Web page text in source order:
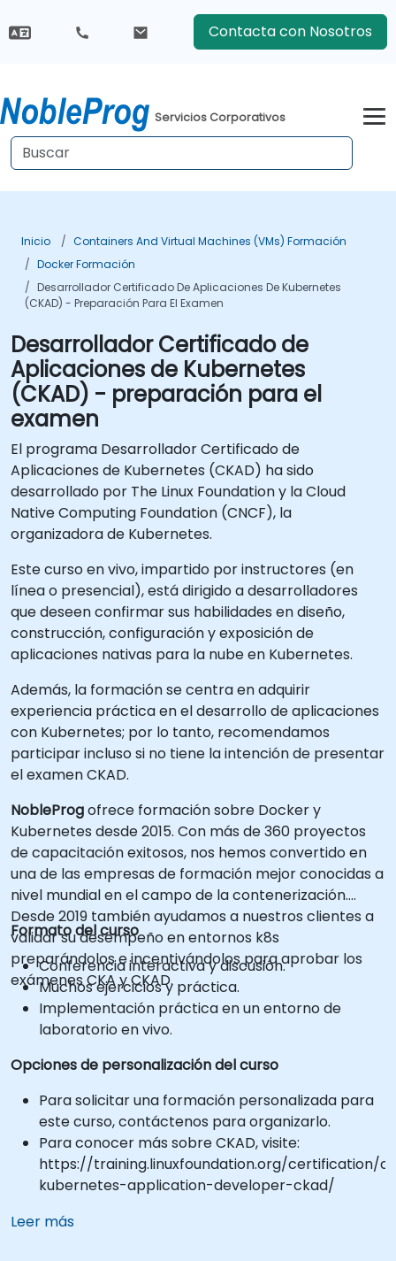
Contacta con Nosotros
Servicios Corporativos
Inicio
Containers And Virtual Machines (VMs) Formación
Docker Formación
Desarrollador Certificado De Aplicaciones De Kubernetes
(CKAD) - Preparación Para El Examen
Desarrollador Certificado de
Aplicaciones de Kubernetes
(CKAD) - preparación para el
examen
El programa Desarrollador Certificado de
Aplicaciones de Kubernetes (CKAD) ha sido
desarrollado por The Linux Foundation y la Cloud
Native Computing Foundation (CNCF), la
organizadora de Kubernetes.
Este curso en vivo, impartido por instructores (en
línea o presencial), está dirigido a desarrolladores
que deseen confirmar sus habilidades en diseño,
construcción, configuración y exposición de
aplicaciones nativas para la nube en Kubernetes.
Además, la formación se centra en adquirir
experiencia práctica en el desarrollo de aplicaciones
con Kubernetes; por lo tanto, recomendamos
participar incluso si no tiene la intención de presentar
el examen CKAD.
NobleProgofrece formación sobre Docker y
Kubernetes desde 2015. Con más de 360 proyectos
de capacitación exitosos, nos hemos convertido en
una de las empresas de formación mejor conocidas a
nivel mundial en el campo de la contenerización.
Desde 2019 también ayudamos a nuestros clientes a
validar su desempeño en entornos k8s
preparándolos e incentivándolos para aprobar los
exámenes CKA y CKAD.
Formato del curso
Conferencia interactiva y discusión.
Muchos ejercicios y práctica.
Implementación práctica en un entorno de
laboratorio en vivo.
Opciones de personalización del curso
Para solicitar una formación personalizada para
este curso, contáctenos para organizarlo.
Para conocer más sobre CKAD, visite:
https://training.linuxfoundation.org/certification/
kubernetes-application-developer-ckad/
Leer más